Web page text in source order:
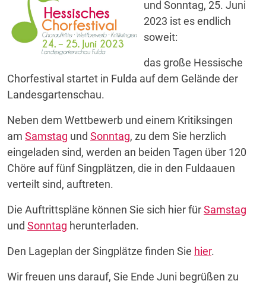
und Sonntag, 25. Juni
2023 ist es endlich
soweit:
das große Hessische
Chorfestival startet in Fulda auf dem Gelände der
Landesgartenschau.
Neben dem Wettbewerb und einem Kritiksingen
am Samstag und Sonntag, zu dem Sie herzlich
eingeladen sind, werden an beiden Tagen über 120
Chöre auf fünf Singplätzen, die in den Fuldaauen
verteilt sind, auftreten.
Die Auftrittspläne können Sie sich hier fürSamstag
und Sonntag herunterladen.
Den Lageplan der Singplätze finden Sie hier.
Wir freuen uns darauf, Sie Ende Juni begrüßen zu